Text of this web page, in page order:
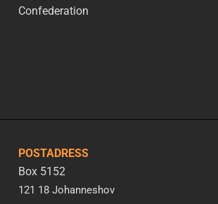
Confederation
POSTADRESS
Box 5152
121 18 Johanneshov